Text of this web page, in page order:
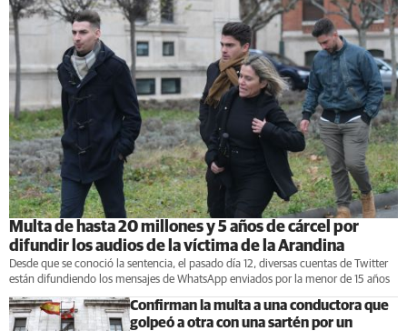
Multa de hasta 20 millones y 5 años de cárcel por
difundir los audios de la víctima de la Arandina
Desde que se conoció la sentencia, el pasado día 12, diversas cuentas de Twitter
están difundiendo los mensajes de WhatsApp enviados por la menor de 15 años
Confirman la multa a una conductora que
golpeó a otra con una sartén por un